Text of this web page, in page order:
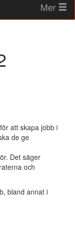
Mer
att skapa jobb i
de ge
Det säger
och
bland annat i